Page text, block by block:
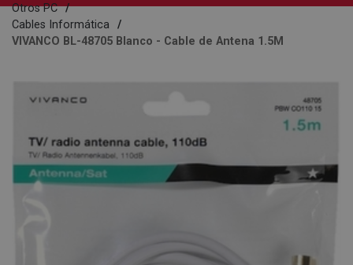
Otros PC
Cables Informática
VIVANCO BL-48705 Blanco - Cable de Antena 1.5M